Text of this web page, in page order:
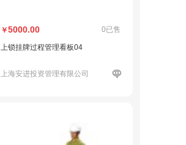
￥5000.00 0已售
上锁挂牌过程管理看板04
上海安进投资管理有限公司